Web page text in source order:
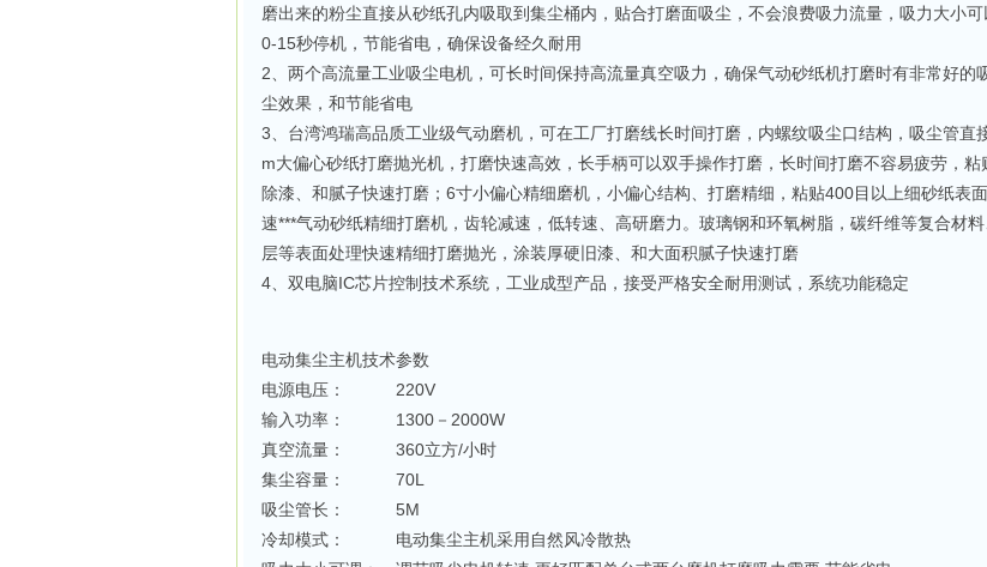
磨出来的粉尘直接从砂纸孔内吸取到集尘桶内，贴合打磨面吸尘，不会浪费吸力流量，吸力大小
0-15秒停机，节能省电，确保设备经久耐用
2、两个高流量工业吸尘电机，可长时间保持高流量真空吸力，确保气动砂纸机打磨时有非常好的
尘效果，和节能省电
3、台湾鸿瑞高品质工业级气动磨机，可在工厂打磨线长时间打磨，内螺纹吸尘口结构，吸尘管
m大偏心砂纸打磨抛光机，打磨快速高效，长手柄可以双手操作打磨，长时间打磨不容易疲劳，
除漆、和腻子快速打磨；6寸小偏心精细磨机，小偏心结构、打磨精细，粘贴400目以上细砂纸表
速***气动砂纸精细打磨机，齿轮减速，低转速、高研磨力。玻璃钢和环氧树脂，碳纤维等复合材
层等表面处理快速精细打磨抛光，涂装厚硬旧漆、和大面积腻子快速打磨
4、双电脑IC芯片控制技术系统，工业成型产品，接受严格安全耐用测试，系统功能稳定
电动集尘主机技术参数
电源电压： 220V
输入功率： 1300－2000W
真空流量： 360立方/小时
集尘容量： 70L
吸尘管长： 5M
冷却模式： 电动集尘主机采用自然风冷散热